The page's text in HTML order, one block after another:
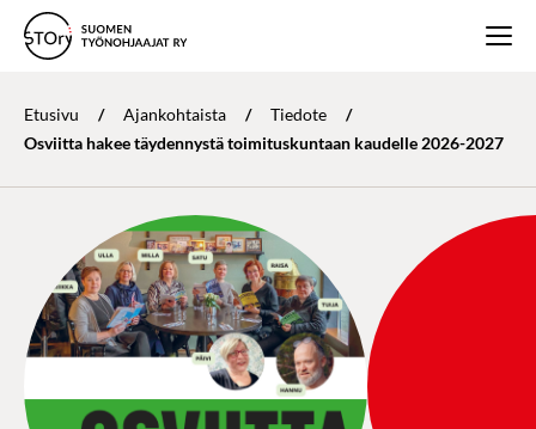
Etusivu / Ajankohtaista / Tiedote
/
Osviitta hakee täydennystä toimituskuntaan kaudelle 2026-2027